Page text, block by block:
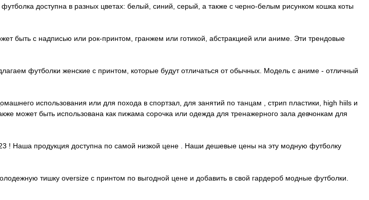
доступна в разных цветах: белый, синий, серый, а также с черно-белым рисунком кошка коты
быть с надписью или рок-принтом, гранжем или готикой, абстракцией или аниме. Эти трендовые
футболки женские с принтом, которые будут отличаться от обычных. Модель с аниме - отличный
использования или для похода в спортзал, для занятий по танцам , стрип пластики, high hiils и
может быть использована как пижама сорочка или одежда для тренажерного зала девчонкам для
! Наша продукция доступна по самой низкой цене . Наши дешевые цены на эту модную футболку
тишку oversize с принтом по выгодной цене и добавить в свой гардероб модные футболки.